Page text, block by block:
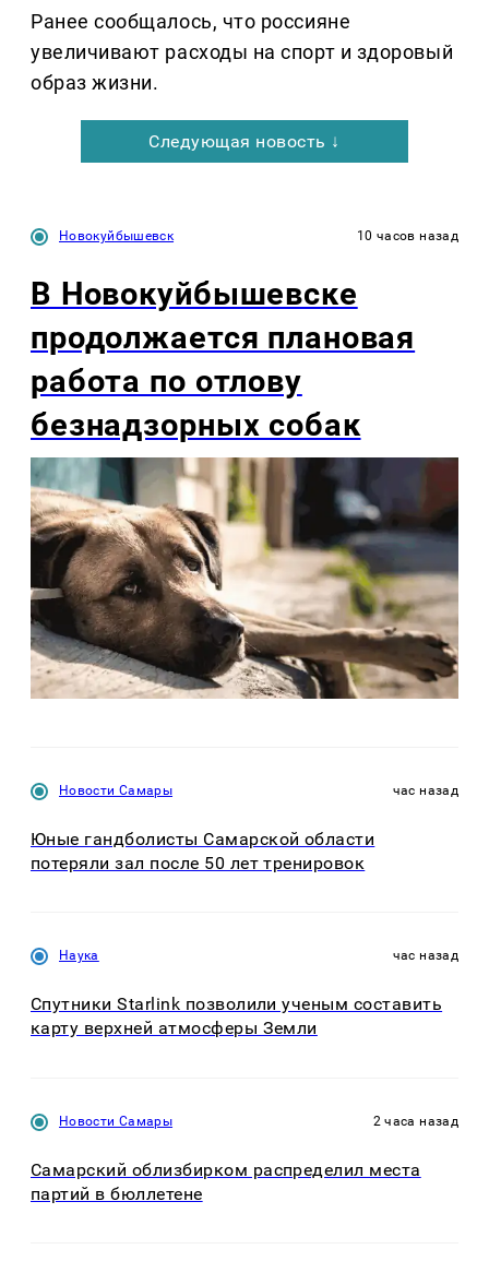
Ранее сообщалось, что россияне
увеличивают расходы на спорт и здоровый
образ жизни.
Следующая новость ↓
Новокуйбышевск 10 часов назад
В Новокуйбышевске
продолжается плановая
работа по отлову
безнадзорных собак
Новости Самары час назад
Юные гандболисты Самарской области
потеряли зал после 50 лет тренировок
Наука час назад
Спутники Starlink позволили ученым составить
карту верхней атмосферы Земли
Новости Самары 2 часа назад
Самарский облизбирком распределил места
партий в бюллетене